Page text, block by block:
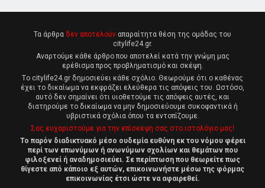
Τα άρθρα δεν αποτελούν απαραίτητα θέση της ομάδας του
citylife24.gr.
Αναρτούμε κάθε άρθρο που αποτελεί κατά την γνώμη μας
ερέθισμα προς προβληματισμό και σκέψη.
Tο citylife24.gr δημοσιεύει κάθε σχόλιο. Θεωρούμε ότι ο καθένας
έχει το δικαίωμα να εκφράζει ελεύθερα τις απόψεις του. Ωστόσο,
αυτό δεν σημαίνει ότι υιοθετούμε τις απόψεις αυτές, και
διατηρούμε το δικαίωμα να μην δημοσιεύουμε συκοφαντικά ή
υβριστικά σχόλια όπου τα εντοπίζουμε.
Σας ευχαριστούμε για την επίσκεψη σας στο ιστολόγιο μας!
Το παρόν διαδικτυακό μέσο ουδεμία ευθύνη εκ του νόμου φέρει
περί των επωνύμων ή ανωνύμων σχολίων και θεμάτων που
φιλοξενεί ή αναδημοσιεύει. Σε περίπτωση που θεωρείτε πως
θίγεστε από κάποιο εξ αυτών, επικοινωνήστε μέσω της φόρμας
επικοινωνίας έτσι ώστε να αφαιρεθεί.